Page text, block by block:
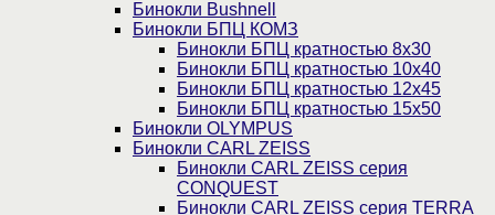
Бинокли Bushnell
Бинокли БПЦ КОМЗ
Бинокли БПЦ кратностью 8х30
Бинокли БПЦ кратностью 10х40
Бинокли БПЦ кратностью 12х45
Бинокли БПЦ кратностью 15х50
Бинокли OLYMPUS
Бинокли CARL ZEISS
Бинокли CARL ZEISS серия
CONQUEST
Бинокли CARL ZEISS серия TERRA